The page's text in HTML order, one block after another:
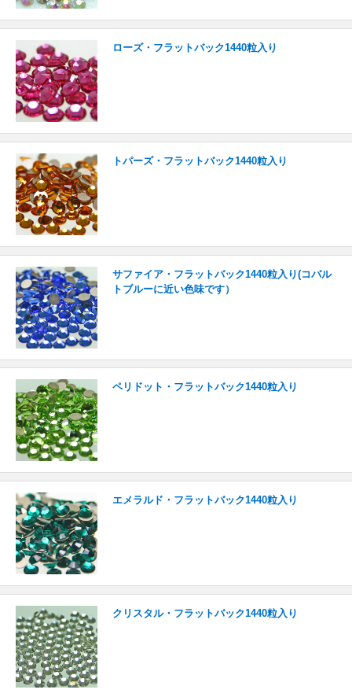
ローズ・フラットバック1440粒入り
トパーズ・フラットバック1440粒入り
サファイア・フラットバック1440粒入り(コバル
トブルーに近い色味です）
ペリドット・フラットバック1440粒入り
エメラルド・フラットバック1440粒入り
クリスタル・フラットバック1440粒入り